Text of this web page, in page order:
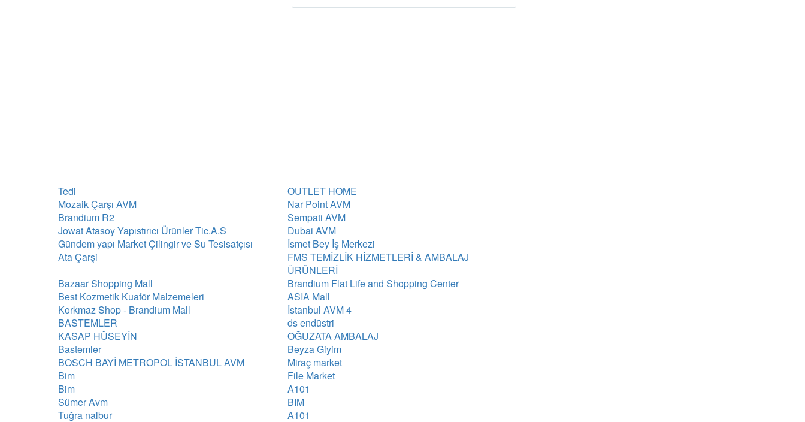
Tedi
OUTLET HOME
Mozaik Çarşı AVM
Nar Point AVM
Brandium R2
Sempati AVM
Jowat Atasoy Yapıstırıcı Ürünler Tic.A.S
Dubai AVM
Gündem yapı Market Çilingir ve Su Tesisatçısı
İsmet Bey İş Merkezi
Ata Çarşi
FMS TEMİZLİK HİZMETLERİ & AMBALAJ
ÜRÜNLERİ
Bazaar Shopping Mall
Brandium Flat Life and Shopping Center
Best Kozmetik Kuaför Malzemeleri
ASIA Mall
Korkmaz Shop - Brandium Mall
İstanbul AVM 4
BASTEMLER
ds endüstri
KASAP HÜSEYİN
OĞUZATA AMBALAJ
Bastemler
Beyza Giyim
BOSCH BAYİ METROPOL İSTANBUL AVM
Miraç market
Bim
File Market
Bim
A101
Sümer Avm
BIM
Tuğra nalbur
A101